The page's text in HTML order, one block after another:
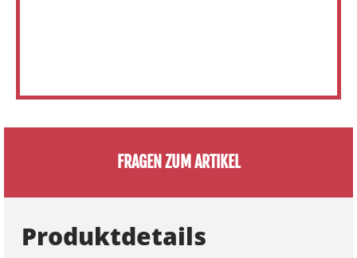
FRAGEN ZUM ARTIKEL
Produktdetails